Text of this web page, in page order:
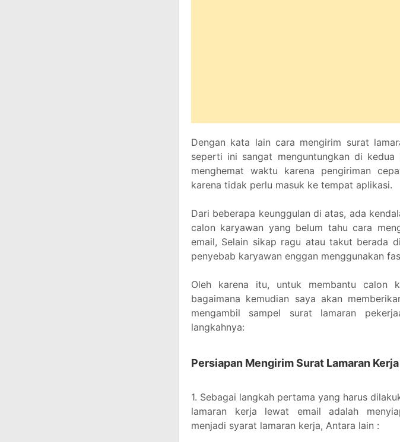
Dengan kata lain cara mengirim surat
seperti ini sangat menguntungkan di kedua
menghemat waktu karena pengiriman
karena tidak perlu masuk ke tempat aplikasi.
Dari beberapa keunggulan di atas, ada
calon karyawan yang belum tahu cara
email, Selain sikap ragu atau takut berada
penyebab karyawan enggan menggunakan
Oleh karena itu, untuk membantu calon
bagaimana kemudian saya akan
mengambil sampel surat lamaran
langkahnya:
Persiapan Mengirim Surat Lamaran
1. Sebagai langkah pertama yang harus
lamaran kerja lewat email adalah
menjadi syarat lamaran kerja, Antara lain :